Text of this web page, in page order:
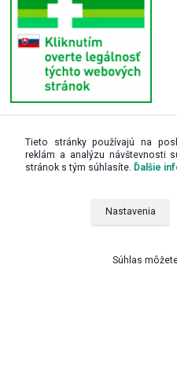
Kontakty
Tieto stránky používajú na
reklám a analýzu návštevnosti
stránok s tým súhlasíte. Ďalšie
Nastavenia
Súhlas